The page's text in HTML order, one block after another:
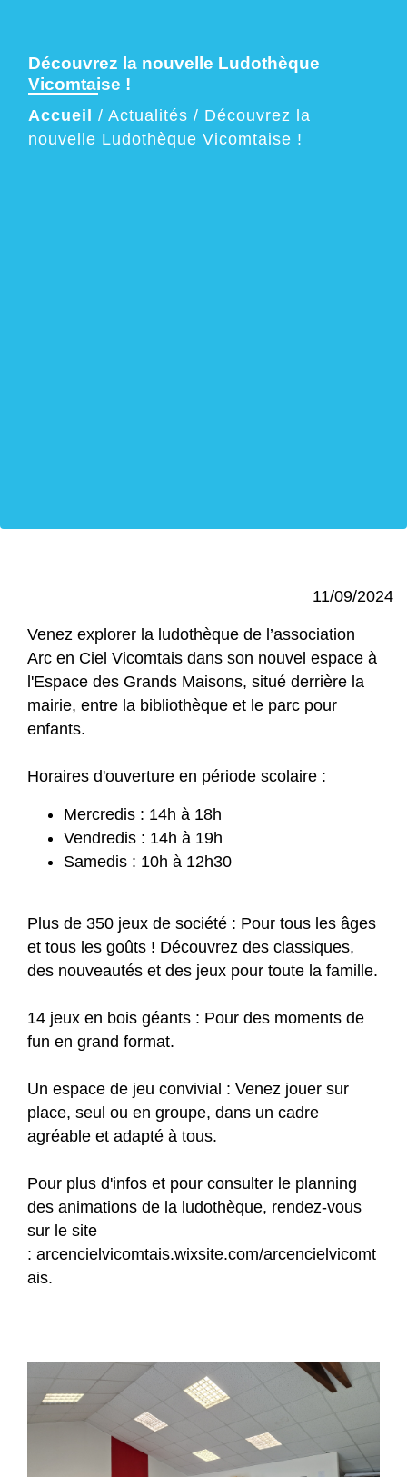
Découvrez la nouvelle Ludothèque
Vicomtaise !
Accueil / Actualités / Découvrez la
nouvelle Ludothèque Vicomtaise !
11/09/2024
Venez explorer la ludothèque de l’association
Arc en Ciel Vicomtais dans son nouvel espace à
l'Espace des Grands Maisons, situé derrière la
mairie, entre la bibliothèque et le parc pour
enfants.
Horaires d'ouverture en période scolaire :
Mercredis : 14h à 18h
Vendredis : 14h à 19h
Samedis : 10h à 12h30
Plus de 350 jeux de société : Pour tous les âges
et tous les goûts ! Découvrez des classiques,
des nouveautés et des jeux pour toute la famille.
14 jeux en bois géants : Pour des moments de
fun en grand format.
Un espace de jeu convivial : Venez jouer sur
place, seul ou en groupe, dans un cadre
agréable et adapté à tous.
Pour plus d'infos et pour consulter le planning
des animations de la ludothèque, rendez-vous
sur le site
: arcencielvicomtais.wixsite.com/arcencielvicomt
ais.